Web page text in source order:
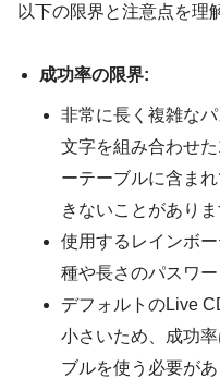
以下の限界と注意点を理
成功率の限界:
非常に長く複雑な
文字を組み合わせ
ーテーブルに含ま
きないことがありま
使用するレインボ
種や長さのパスワー
デフォルトのLive
小さいため、成功
ブルを使う必要が